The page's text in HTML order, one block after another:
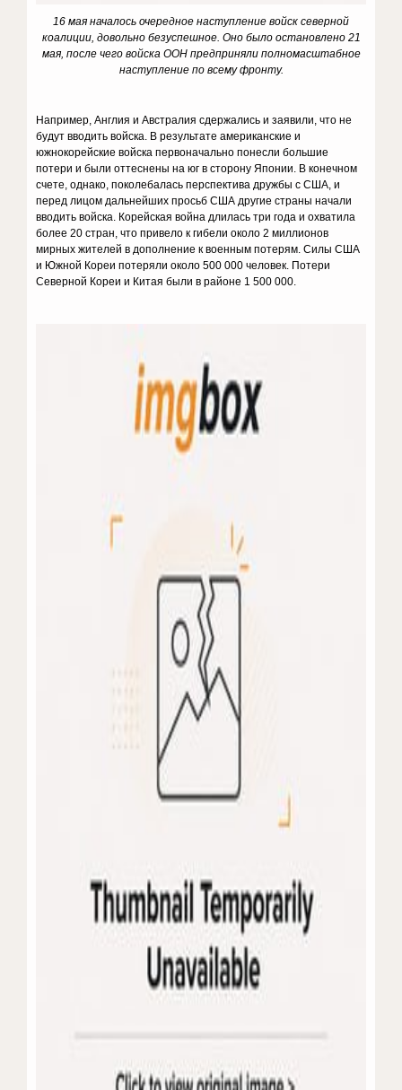
16 мая началось очередное наступление войск северной
коалиции, довольно безуспешное. Оно было остановлено 21
мая, после чего войска ООН предприняли полномасштабное
наступление по всему фронту.
Например, Англия и Австралия сдержались и заявили, что не
будут вводить войска. В результате американские и
южнокорейские войска первоначально понесли большие
потери и были оттеснены на юг в сторону Японии. В конечном
счете, однако, поколебалась перспектива дружбы с США, и
перед лицом дальнейших просьб США другие страны начали
вводить войска. Корейская война длилась три года и охватила
более 20 стран, что привело к гибели около 2 миллионов
мирных жителей в дополнение к военным потерям. Силы США
и Южной Кореи потеряли около 500 000 человек. Потери
Северной Кореи и Китая были в районе 1 500 000.